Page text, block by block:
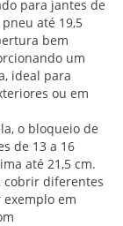
para jantes de
até 19,5
bem
um
ideal para
ou em
o bloqueio de
de 13 a 16
até 21,5 cm.
cobrir diferentes
em